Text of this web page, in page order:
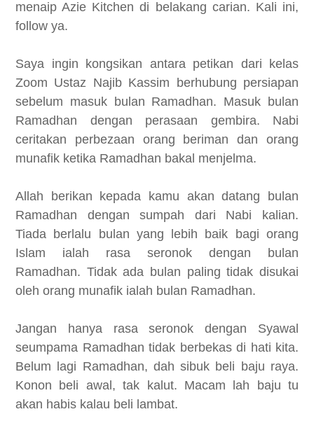
menaip Azie Kitchen di belakang carian. Kali ini,
follow ya.
Saya ingin kongsikan antara petikan dari kelas
Zoom Ustaz Najib Kassim berhubung persiapan
sebelum masuk bulan Ramadhan. Masuk bulan
Ramadhan dengan perasaan gembira. Nabi
ceritakan perbezaan orang beriman dan orang
munafik ketika Ramadhan bakal menjelma.
Allah berikan kepada kamu akan datang bulan
Ramadhan dengan sumpah dari Nabi kalian.
Tiada berlalu bulan yang lebih baik bagi orang
Islam ialah rasa seronok dengan bulan
Ramadhan. Tidak ada bulan paling tidak disukai
oleh orang munafik ialah bulan Ramadhan.
Jangan hanya rasa seronok dengan Syawal
seumpama Ramadhan tidak berbekas di hati kita.
Belum lagi Ramadhan, dah sibuk beli baju raya.
Konon beli awal, tak kalut. Macam lah baju tu
akan habis kalau beli lambat.